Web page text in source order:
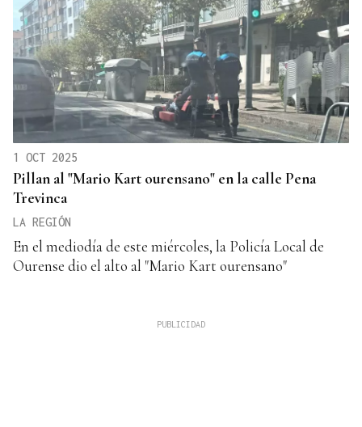
1 OCT 2025
Pillan al "Mario Kart ourensano" en la calle Pena
Trevinca
LA REGIÓN
En el mediodía de este miércoles, la Policía Local de
Ourense dio el alto al "Mario Kart ourensano"